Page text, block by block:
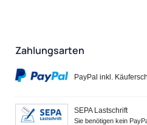
Zahlungsarten
PayPal inkl.
SEPA Lastschrift
Sie benötigen kein